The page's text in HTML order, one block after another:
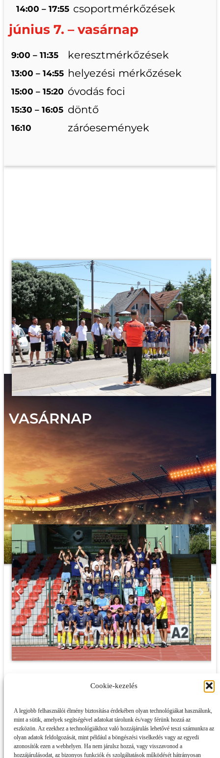
Cookie-kezelés
A legjobb felhasználói élmény biztosítása érdekében olyan technológiákat használunk,
mint a sütik, amelyek segítségével adatokat tárolunk és/vagy férünk hozzá az
eszközön. Az ezekhez a technológiákhoz való hozzájárulás lehetővé teszi számunkra az
olyan adatok feldolgozását, mint például a böngészési viselkedés vagy az egyedi
azonosítók ezen a webhelyen. Ha nem járulsz hozzá, vagy visszavonod a
hozzájárulásodat, az bizonyos funkciók és szolgáltatások működését hátrányosan
14:00 – 17:55 csoportmérkőzések
június 7. – vasárnap
9:00 – 11:35 keresztmérkőzések
13:00 – 14:55 helyezési mérkőzések
15:00 – 15:20 óvodás foci
15:30 – 16:05 döntő
16:10 záróesemények
VASÁRNAP